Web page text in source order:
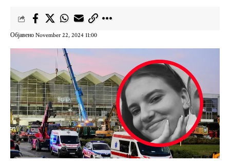
Објавено November 22, 2024 11:00